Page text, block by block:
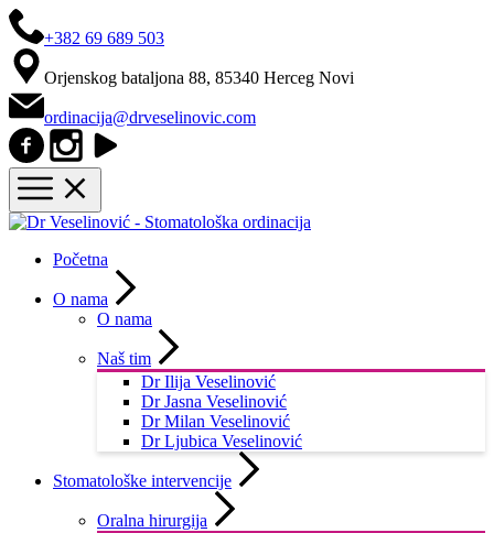
+382 69 689 503
Orjenskog bataljona 88, 85340 Herceg Novi
ordinacija@drveselinovic.com
Početna
O nama
O nama
Naš tim
Dr Ilija Veselinović
Dr Jasna Veselinović
Dr Milan Veselinović
Dr Ljubica Veselinović
Stomatološke intervencije
Oralna hirurgija